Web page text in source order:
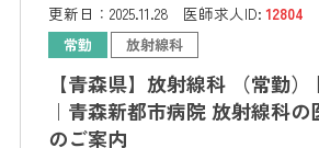
更新日： 2025.11.28 医師求人ID:12804
常勤 放射線科
【青森県】放射線科 （常勤
｜青森新都市病院 放射線科
のご案内